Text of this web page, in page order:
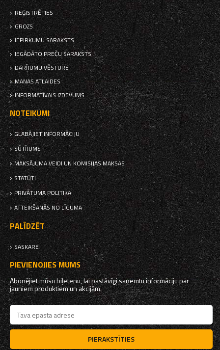
REĢISTRĒTIES
GROZS
IEPIRKUMU SARAKSTS
IEGĀDĀTO PREČU SARAKSTS
DARĪJUMU VĒSTURE
MANAS ATLAIDES
INFORMATĪVAIS IZDEVUMS
NOTEIKUMI
GLABĀJIET INFORMĀCIJU
SŪTĪJUMS
MAKSĀJUMA VEIDI UN KOMISIJAS MAKSAS
STATŪTI
PRIVĀTUMA POLITIKA
ATTEIKŠANĀS NO LĪGUMA
PALĪDZĒT
SASKARE
PIEVIENOJIES MUMS
Abonējiet mūsu biļetenu, lai pastāvīgi saņemtu informāciju par
jauniem produktiem un akcijām.
PIERAKSTĪTIES